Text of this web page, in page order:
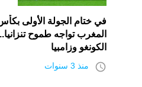
في ختام الجولة الأولى
المغرب تواجه طموح
الكونغو وزامبيا
access_time منذ 3 سنوات